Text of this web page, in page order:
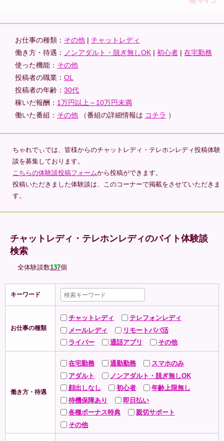
お仕事の種類： その他 | チャットレディ
働き方・待遇： ノンアダルト・脱ぎ無しOK | 初心者 | 在宅勤務
使った機能： その他
投稿者の職業： OL
投稿者の年齢： 30代
稼いだ報酬： 1万円以上～10万円未満
働いた番組： その他 （番組の詳細情報は コチラ ）
ちゃれでぃでは、皆様からのチャットレディ・テレホンレディ投稿体験
談を募集しております。
こちらの体験談投稿フォームから投稿ができます。
投稿いただきました体験談は、このコーナーで掲載をさせていただきま
す。
チャットレディ・テレホンレディのバイト体験談
検索
全体験談数137個
キーワード
お仕事の種類
チャットレディ
テレフォンレディ
メールレディ
リモートパパ活
ライバー
通話アプリ その他
働き方・待遇
在宅勤務 通勤勤務
スマホのみ
アダルト
ノンアダルト・脱ぎ無しOK
顔出しなし
初心者
年齢上限無し
待機保障あり
即日払い
各種ボーナス特典
親切サポート
その他